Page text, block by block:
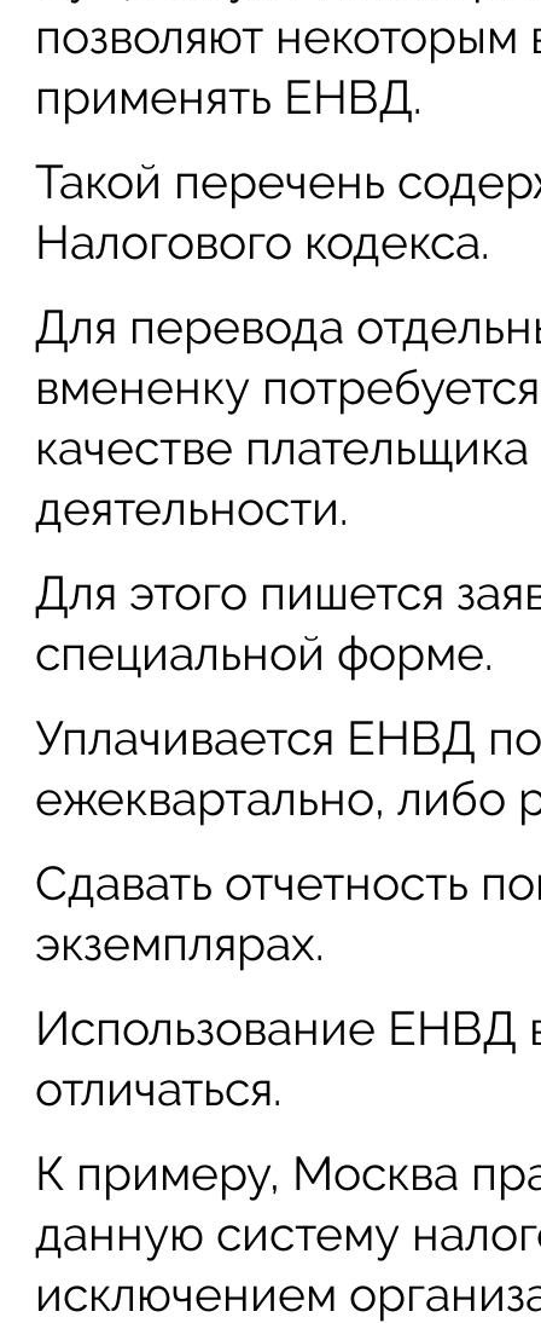
позволяют некоторым
применять ЕНВД.
Такой перечень
Налогового кодекса.
Для перевода
вмененку
качестве
деятельности.
Для этого пишется
специальной форме.
Уплачивается ЕНВД
ежеквартально, либо
Сдавать отчетность
экземплярах.
Использование ЕНВД
отличаться.
К примеру, Москва
данную систему
исключением